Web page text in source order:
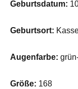
Geburtsdatum:
Geburtsort:
Augenfarbe:
Größe: 168